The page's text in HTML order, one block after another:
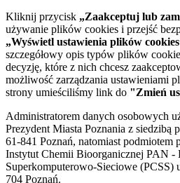
Kliknij przycisk „Zaakceptuj lub
używanie plików cookies i przejść
„Wyświetl ustawienia plików
szczegółowy opis typów plików
decyzję, które z nich chcesz
możliwość zarządzania ustawieniami
strony umieściliśmy link do "Zmień
Administratorem danych osobowych
Prezydent Miasta Poznania z siedzibą
61-841 Poznań, natomiast podmiotem
Instytut Chemii Bioorganicznej PAN -
Superkomputerowo-Sieciowe
704 Poznań.